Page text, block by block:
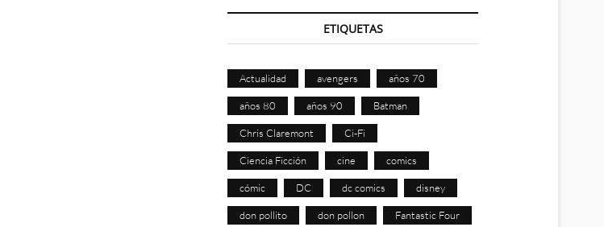
ETIQUETAS
Actualidad avengers años 70
años 80 años 90 Batman
Chris Claremont Ci-Fi
Ciencia Ficción cine comics
cómic DC dc comics disney
don pollito don pollon Fantastic Four